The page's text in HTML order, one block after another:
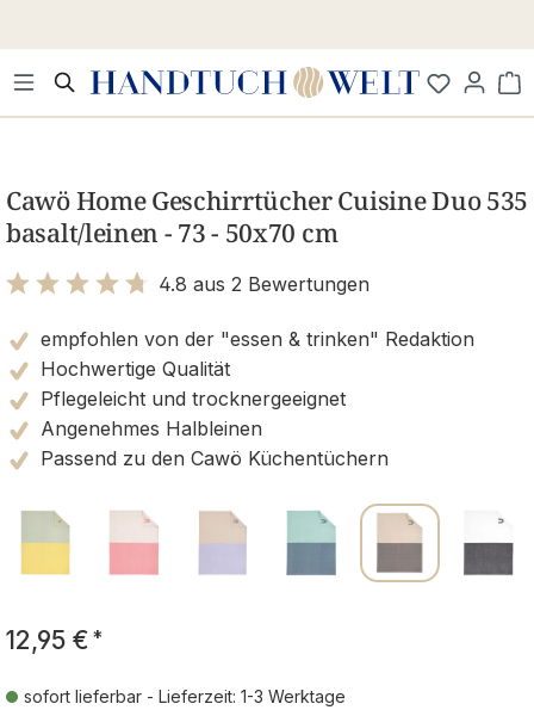
Cawö Home Geschirrtücher Cuisine Duo 535
basalt/leinen - 73 - 50x70 cm
4.8 aus 2 Bewertungen
empfohlen von der "essen & trinken" Redaktion
Hochwertige Qualität
Pflegeleicht und trocknergeeignet
Angenehmes Halbleinen
Passend zu den Cawö Küchentüchern
12,95 € *
sofort lieferbar - Lieferzeit: 1-3 Werktage